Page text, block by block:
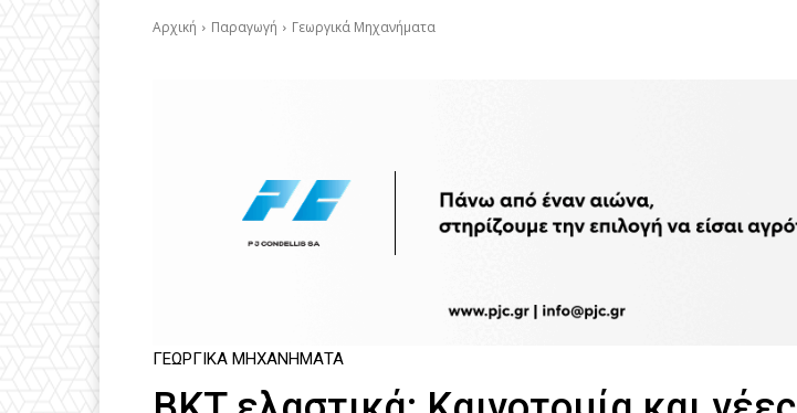
Αρχική Παραγωγή Γεωργικά Μηχανήματα
ΓΕΩΡΓΙΚΆ ΜΗΧΑΝΉΜΑΤΑ